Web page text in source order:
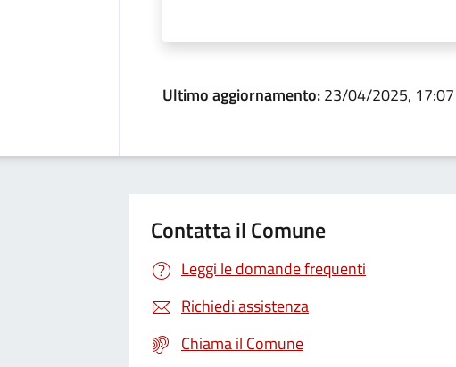
Ultimo aggiornamento:23/04/2025, 17:07
Contatta il Comune
Leggi le domande frequenti
Richiedi assistenza
Chiama il Comune